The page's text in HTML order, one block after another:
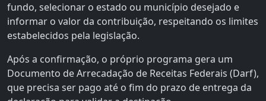
fundo, selecionar o estado ou município desejado e
informar o valor da contribuição, respeitando os limites
estabelecidos pela legislação.
Após a confirmação, o próprio programa gera um
Documento de Arrecadação de Receitas Federais (Darf),
que precisa ser pago até o fim do prazo de entrega da